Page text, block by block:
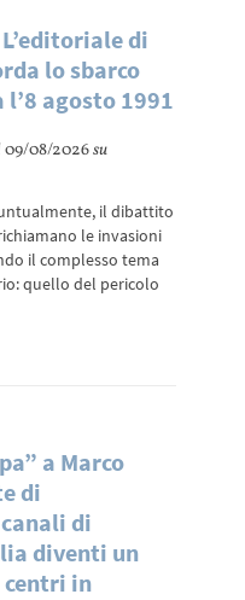
di
lo sbarco
agosto 1991
09/08/2026su
il dibattito
le invasioni
il complesso tema
quello del pericolo
a Marco
di
di
diventi un
centri in